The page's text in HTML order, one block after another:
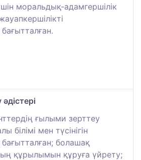
моральдық-адамгершілік
ғылыми зерттеу
білімі мен түсінігін
болашақ
құрылымын құруға үйрету;